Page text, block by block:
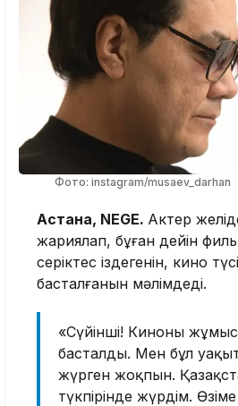
Фото: instagram/musaev_darhan
Астана, NEGE. Актер
жариялап, бұған дейін
серіктес іздегенін, кино
басталғанын мәлімдеді.
«Сүйінші! Киноның
басталды. Мен бұл
жүрген жоқпын.
түкпірінде жүрдім.